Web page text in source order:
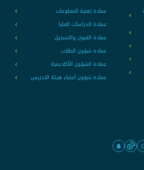
عمادة تقنية المعلومات
عمادة الدراسات العليا
عمادة القبول والتسجيل
عمادة شؤون الطلاب
عمادة الشؤون الأكاديمية
عمادة شؤون أعضاء هيئة التدريس